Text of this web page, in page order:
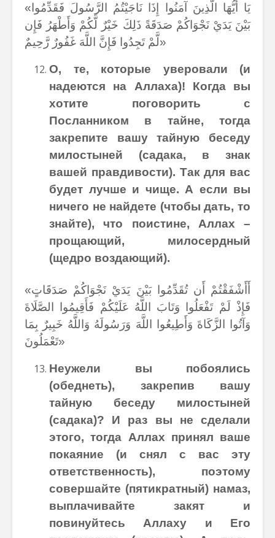
«يَا أَيُّهَا الَّذِينَ آمَنُوا إِذَا نَاجَيْتُمُ الرَّسُولَ فَقَدِّمُوا
بَيْنَ يَدَيْ نَجْوَاكُمْ صَدَقَةً ذَلِكَ خَيْرٌ لَّكُمْ وَأَطْهَرُ فَإِن
لَّمْ تَجِدُوا فَإِنَّ اللَّهَ غَفُورٌ رَّحِيمٌ»
О, те, которые уверовали (и
надеются на Аллаха)! Когда вы
хотите поговорить с
Посланником в тайне, тогда
закрепите вашу тайную беседу
милостыней (садака, в знак
вашей правдивости). Так для вас
будет лучше и чище. А если вы
ничего не найдете (чтобы дать, то
знайте), что поистине, Аллах –
прощающий, милосердный
(щедро воздающий).
«أَأَشْفَقْتُمْ أَن تُقَدِّمُوا بَيْنَ يَدَيْ نَجْوَاكُمْ صَدَقَاتٍ
فَإِذْ لَمْ تَفْعَلُوا وَتَابَ اللَّهُ عَلَيْكُمْ فَأَقِيمُوا الصَّلَاةَ
وَآتُوا الزَّكَاةَ وَأَطِيعُوا اللَّهَ وَرَسُولَهُ وَاللَّهُ خَبِيرٌ بِمَا
تَعْمَلُونَ»
Неужели вы побоялись
(обеднеть), закрепив вашу
тайную беседу милостыней
(садака)? И раз вы не сделали
этого, тогда Аллах принял ваше
покаяние (и снял с вас эту
ответственность), поэтому
совершайте (пятикратный) намаз,
выплачивайте закят и
повинуйтесь Аллаху и Его